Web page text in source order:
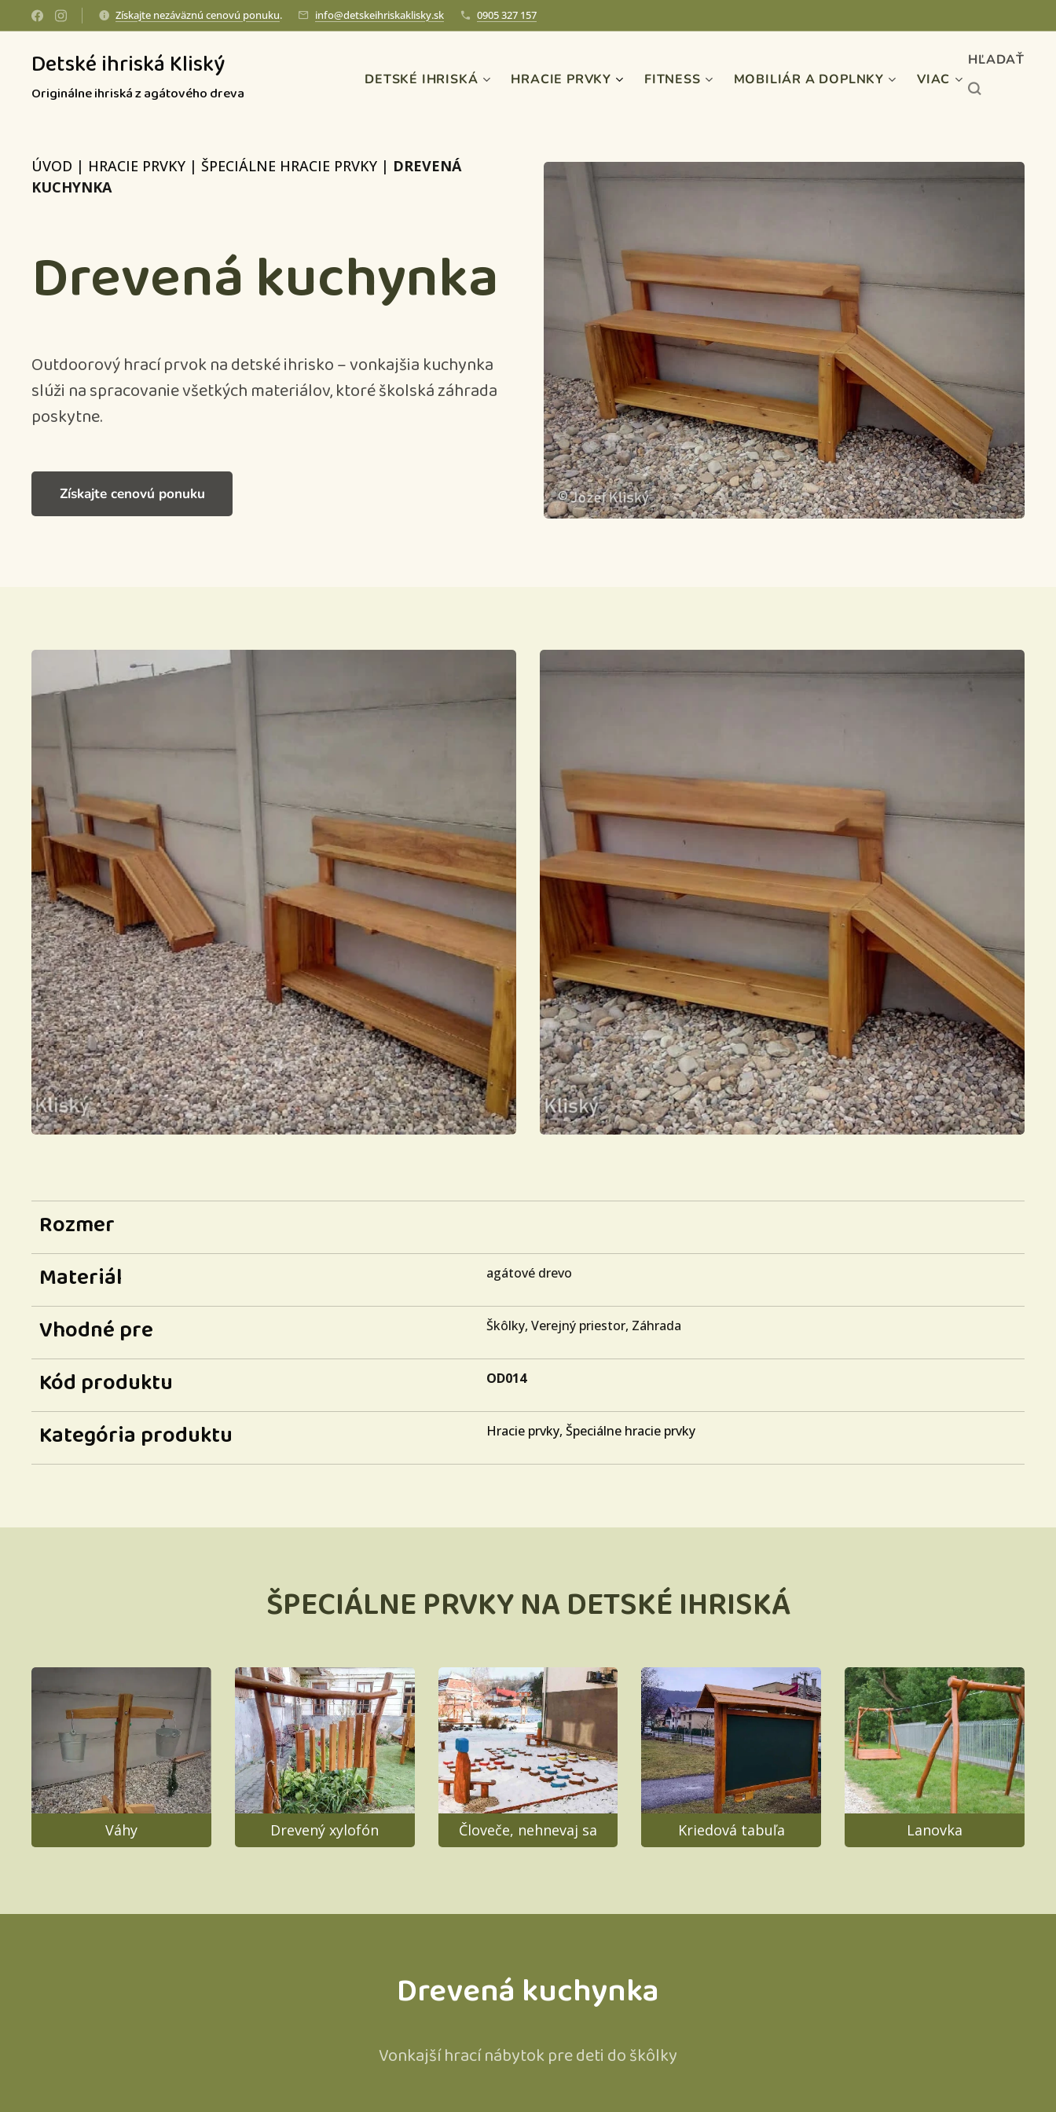
Získajte nezáväznú cenovú ponuku. info@detskeihriskaklisky.sk 0905 327 157
Detské ihriská Kliský
Originálne ihriská z agátového dreva
DETSKÉ IHRISKÁ HRACIE PRVKY FITNESS MOBILIÁR A DOPLNKY VIAC
HĽADAŤ
ÚVOD | HRACIE PRVKY | ŠPECIÁLNE HRACIE PRVKY | DREVENÁ
KUCHYNKA
Drevená kuchynka
Outdoorový hrací prvok na detské ihrisko – vonkajšia kuchynka
slúži na spracovanie všetkých materiálov, ktoré školská záhrada
poskytne.
Získajte cenovú ponuku
Rozmer
Materiál
agátové drevo
Vhodné pre Škôlky, Verejný priestor, Záhrada
Kód produktu OD014
Kategória produktu Hracie prvky, Špeciálne hracie prvky
ŠPECIÁLNE PRVKY NA DETSKÉ IHRISKÁ
Váhy Drevený xylofón Človeče, nehnevaj sa Kriedová tabuľa Lanovka
Drevená kuchynka
Vonkajší hrací nábytok pre deti do škôlky